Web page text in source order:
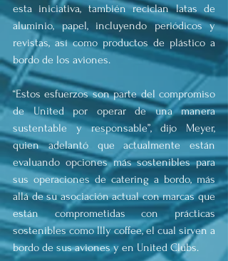
esta iniciativa, también reciclan latas de
aluminio, papel, incluyendo periódicos y
revistas, así como productos de plástico a
bordo de los aviones.
“Estos esfuerzos son parte del compromiso
de United por operar de una manera
sustentable y responsable”, dijo Meyer,
quien adelantó que actualmente están
evaluando opciones más sostenibles para
sus operaciones de catering a bordo, más
allá de su asociación actual con marcas que
están comprometidas con prácticas
sostenibles como Illy coffee, el cual sirven a
bordo de sus aviones y en United Clubs.